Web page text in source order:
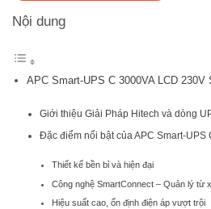
Nội dung
APC Smart-UPS C 3000VA LCD 230V
Giới thiệu Giải Pháp Hitech và dòng
Đặc điểm nổi bật của APC Smart-UPS
Thiết kế bền bỉ và hiện đại
Công nghệ SmartConnect – Quản lý từ
Hiệu suất cao, ổn định điện áp vượt trội